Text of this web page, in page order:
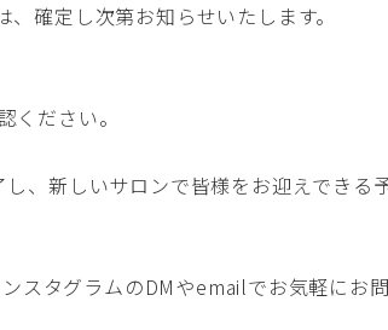
確定し次第お知らせいたします。
ください。
、新しいサロンで皆様をお迎えできる
スタグラムのDMやemailでお気軽にお